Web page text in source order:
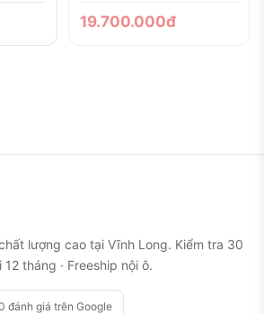
19.700.000đ
lượng cao tại Vĩnh Long. Kiểm tra 30
tháng · Freeship nội ô.
đánh giá trên Google